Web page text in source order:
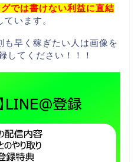
では書けない利益に直結
ています。
早く稼ぎたい人は画像を
してください！！！